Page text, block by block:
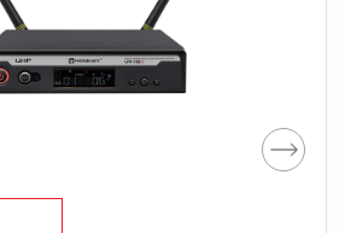
Tel: 0934635766
0909360466
0913346347
0838558833